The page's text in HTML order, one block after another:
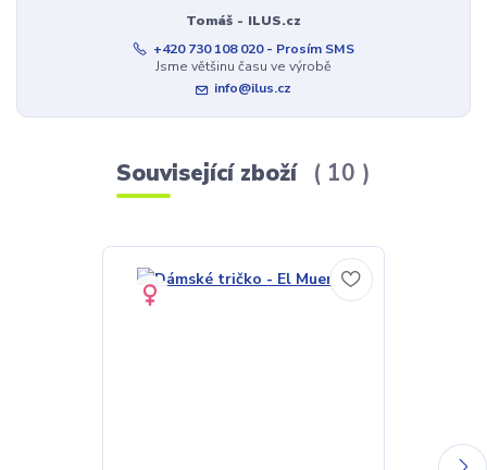
Tomáš - ILUS.cz
+420 730 108 020 - Prosím SMS
Jsme většinu času ve výrobě
info@ilus.cz
Související zboží 10